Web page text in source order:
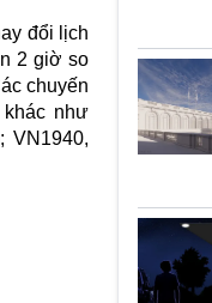
đổi lịch
2 giờ so
chuyến
khác như
VN1940,